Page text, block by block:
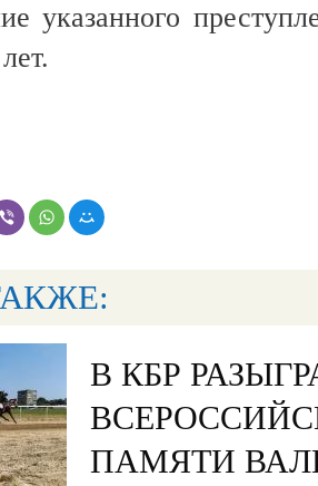
указанного
В КБР
ПАМЯТИ